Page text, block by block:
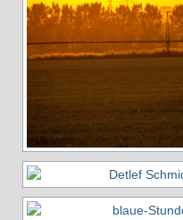
2023
2022
2020
2019
2018